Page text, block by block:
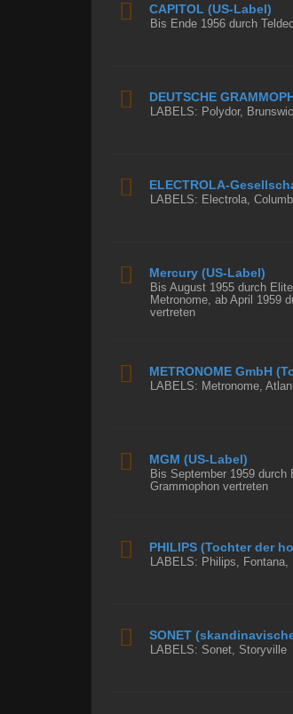
CAPITOL (US-Label)
Bis Ende 1956 durch
DEUTSCHE
LABELS: Polydor,
ELECTROLA-
LABELS: Electrola,
Mercury (US-Label)
Bis August 1955 durch
Metronome, ab April 1959
vertreten
METRONOME GmbH
LABELS: Metronome,
MGM (US-Label)
Bis September 1959
Grammophon vertreten
PHILIPS (Tochter der
LABELS: Philips, Fontana,
SONET
LABELS: Sonet, Storyville